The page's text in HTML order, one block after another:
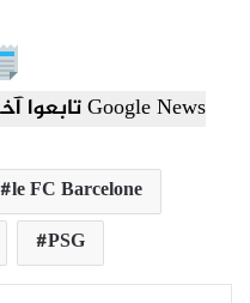
تابعوا آخر أخبار الأوبزرفر العربي عبر Google News
le FC Barcelone
PSG